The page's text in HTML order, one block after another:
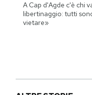
A Cap d'Agde c'è chi
libertinaggio: tutti
vietare»